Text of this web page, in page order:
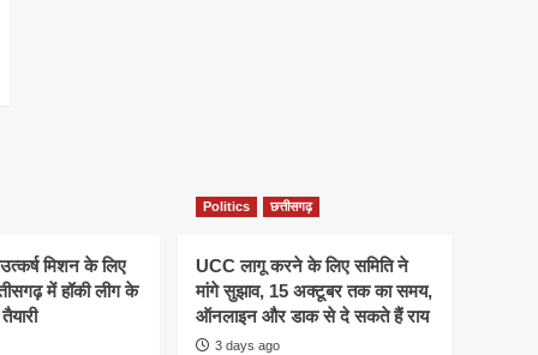
मिशन के लिए
में हॉकी लीग के
Politics छत्तीसगढ़
UCC लागू करने के लिए समिति ने
मांगे सुझाव, 15 अक्टूबर तक का समय,
ऑनलाइन और डाक से दे सकते हैं राय
3 days ago